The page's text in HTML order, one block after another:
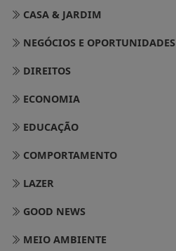
CASA & JARDIM
NEGÓCIOS E OPORTUNIDADES
DIREITOS
ECONOMIA
EDUCAÇÃO
COMPORTAMENTO
LAZER
GOOD NEWS
MEIO AMBIENTE